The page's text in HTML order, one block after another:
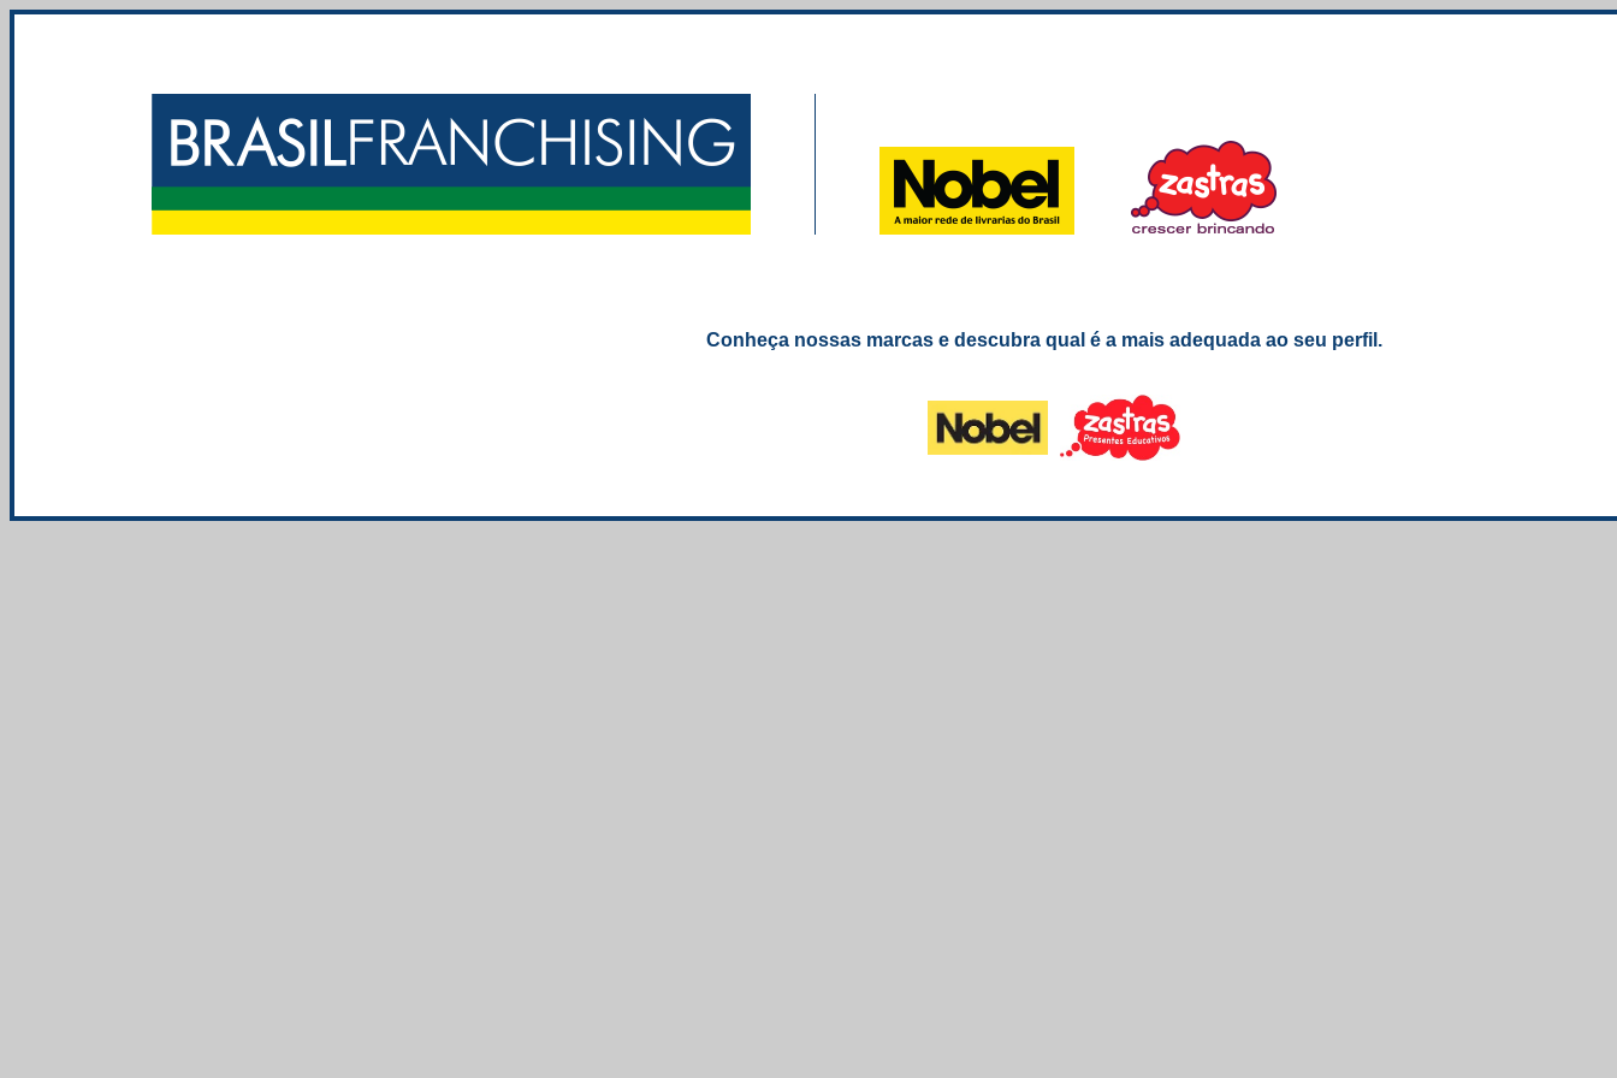
Conheça nossas marcas e descubra qual é a mais adequada ao seu perfil.